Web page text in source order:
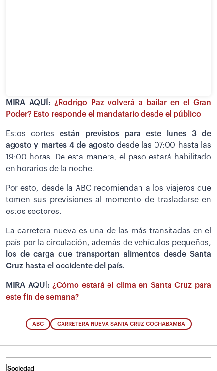
MIRA AQUÍ:¿Rodrigo Paz volverá a bailar en el Gran
Poder? Esto responde el mandatario desde el público
Estos cortes están previstos para este lunes 3 de
agosto y martes 4 de agostodesde las 07:00 hasta las
19:00 horas. De esta manera, el paso estará habilitado
en horarios de la noche.
Por esto, desde la ABC recomiendan a los viajeros que
tomen sus previsiones al momento de trasladarse en
estos sectores.
La carretera nueva es una de las más transitadas en el
país por la circulación, además de vehículos pequeños,
los de carga que transportan alimentos desde Santa
Cruz hasta el occidente del país.
MIRA AQUÍ:¿Cómo estará el clima en Santa Cruz para
este fin de semana?
ABC CARRETERA NUEVA SANTA CRUZ COCHABAMBA
Sociedad